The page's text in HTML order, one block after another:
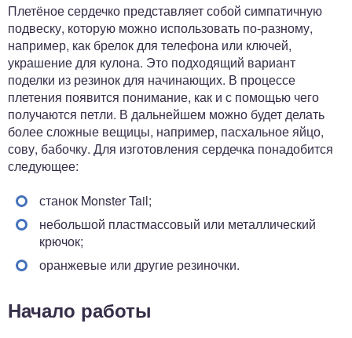
Плетёное сердечко представляет собой симпатичную
подвеску, которую можно использовать по-разному,
например, как брелок для телефона или ключей,
украшение для кулона. Это подходящий вариант
поделки из резинок для начинающих. В процессе
плетения появится понимание, как и с помощью чего
получаются петли. В дальнейшем можно будет делать
более сложные вещицы, например, пасхальное яйцо,
сову, бабочку. Для изготовления сердечка понадобится
следующее:
станок Monster Tail;
небольшой пластмассовый или металлический
крючок;
оранжевые или другие резиночки.
Начало работы